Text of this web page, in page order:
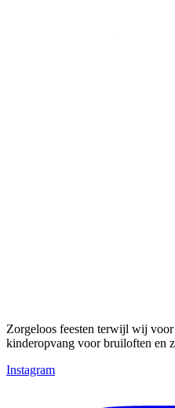
Zorgeloos feesten terwijl wij
kinderopvang voor bruiloften en
Instagram